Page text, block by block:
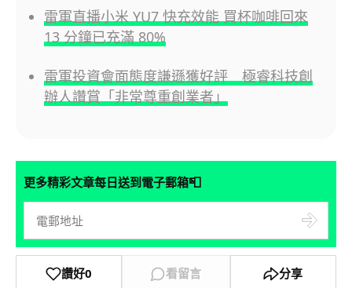
雷軍直播小米 YU7 快充效能 買杯咖啡回來
13 分鐘已充滿 80%
雷軍投資會面態度謙遜獲好評 極睿科技創
辦人讚賞「非常尊重創業者」
更多精彩文章每日送到電子郵箱📮
讚好0 看留言 分享